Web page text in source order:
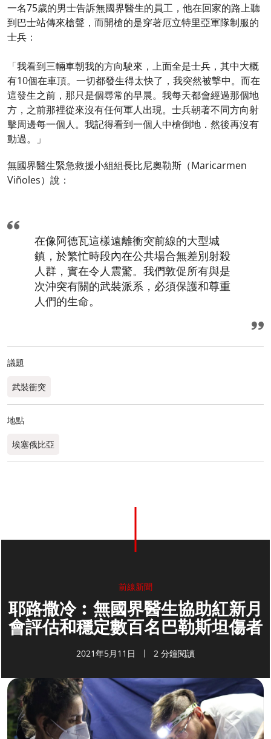
一名75歲的男士告訴無國界醫生的員工，他在回家的路上聽
到巴士站傳來槍聲，而開槍的是穿著厄立特里亞軍隊制服的
士兵：
「我看到三輛車朝我的方向駛來，上面全是士兵，其中大概
有10個在車頂。一切都發生得太快了，我突然被撃中。而在
這發生之前，那只是個尋常的早晨。我每天都會經過那個地
方，之前那裡從來沒有任何軍人出現。士兵朝著不同方向射
擊周邊每一個人。我記得看到一個人中槍倒地．然後再沒有
動過。」
無國界醫生緊急救援小組組長比尼奧勒斯（Maricarmen
Viñoles）說：
在像阿德瓦這樣遠離衝突前線的大型城
鎮，於繁忙時段內在公共場合無差別射殺
人群，實在令人震驚。我們敦促所有與是
次沖突有關的武裝派系，必須保護和尊重
人們的生命。
議題
武裝衝突
地點
埃塞俄比亞
前線新聞
耶路撒冷︰無國界醫生協助紅新月
會評估和穩定數百名巴勒斯坦傷者
2021年5月11日 2 分鐘閱讀